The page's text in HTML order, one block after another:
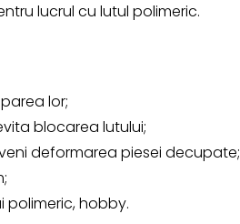
lucrul cu lutul polimeric.
lor;
blocarea lutului;
deformarea piesei decupate;
polimeric, hobby.